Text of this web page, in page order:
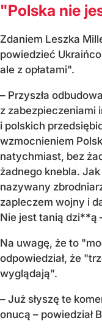
"Polska nie
Zdaniem Leszka
powiedzieć
ale z opłatami".
– Przyszła
z zabezpieczeniami
i polskich
wzmocnieniem
natychmiast, bez
żadnego knebla.
nazywany
zapleczem wojny i
Nie jest tanią dzi**ą
Na uwagę, że to
odpowiedział, że
wyglądają".
– Już słyszę te
onucą – powiedział